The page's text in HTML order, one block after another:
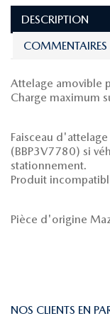
DESCRIPTION
COMMENTAIRES
Attelage amovible
Charge maximum
Faisceau
(BBP3V7780) si
stationnement.
Produit
Pièce d'origine
NOS CLIENTS EN